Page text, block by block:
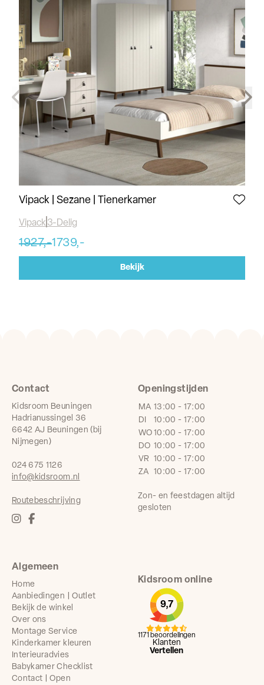
Vipack | Sezane | Tienerkamer
Vipack 3-Delig
1927,-1739,-
Bekijk
Algemeen
Home
Aanbiedingen | Outlet
Bekijk de winkel
Over ons
Montage Service
Kinderkamer kleuren
Interieuradvies
Babykamer Checklist
Contact | Open
Contact
Kidsroom Beuningen
Hadrianussingel 36
6642 AJ Beuningen (bij
Nijmegen)
024 675 1126
info@kidsroom.nl
Routebeschrijving
Openingstijden
MA 13:00 - 17:00
DI
10:00 - 17:00
WO 10:00 - 17:00
DO 10:00 - 17:00
VR 10:00 - 17:00
ZA 10:00 - 17:00
Zon- en feestdagen altijd
gesloten
Kidsroom online
9,7
Klanten
Vertellen
1171 beoordelingen